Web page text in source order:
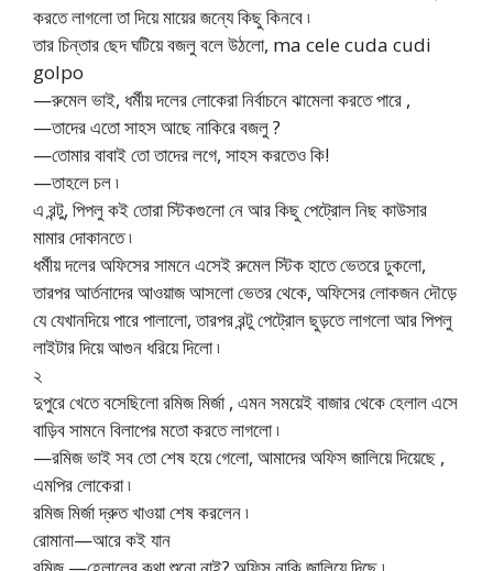
করতে লাগলো তা দিয়ে মায়ের জন্যে কিছু কিনবে ৷
তার চিন্তার ছেদ ঘটিয়ে বজলু বলে উঠলো, ma cele cuda cudi
golpo
—রুমেল ভাই, ধর্মীয় দলের লোকেরা নির্বাচনে ঝামেলা করতে পারে ,
—তাদের এতো সাহস আছে নাকিরে বজলু ?
—তোমার বাবাই তো তাদের লগে, সাহস করতেও কি!
—তাহলে চল ৷
এ রন্টু, পিপলু কই তোরা স্টিকগুলো নে আর কিছু পেট্রোল নিছ কাউসার
মামার দোকানতে ৷
ধর্মীয় দলের অফিসের সামনে এসেই রুমেল স্টিক হাতে ভেতরে ঢুকলো,
তারপর আর্তনাদের আওয়াজ আসলো ভেতর থেকে, অফিসের লোকজন দৌড়ে
যে যেখানদিয়ে পারে পালালো, তারপর রন্টু পেট্রোল ছুড়তে লাগলো আর পিপলু
লাইটার দিয়ে আগুন ধরিয়ে দিলো ৷
২
দুপুরে খেতে বসেছিলো রমিজ মির্জা , এমন সময়েই বাজার থেকে হেলাল এসে
বাড়িব সামনে বিলাপের মতো করতে লাগলো ৷
—রমিজ ভাই সব তো শেষ হয়ে গেলো, আমাদের অফিস জালিয়ে দিয়েছে ,
এমপির লোকেরা ৷
রমিজ মির্জা দ্রুত খাওয়া শেষ করলেন ৷
রোমানা—আরে কই যান